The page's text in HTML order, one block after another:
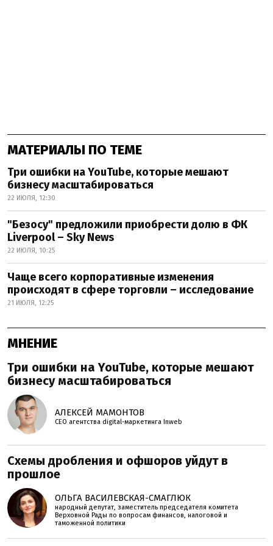
МАТЕРИАЛЫ ПО ТЕМЕ
Три ошибки на YouTube, которые мешают
бизнесу масштабироваться
22 ИЮЛЯ, 12:30
"Безосу" предложили приобрести долю в ФК
Liverpool – Sky News
22 ИЮЛЯ, 10:25
Чаще всего корпоративные изменения
происходят в сфере торговли – исследование
21 ИЮЛЯ, 12:25
МНЕНИЕ
Три ошибки на YouTube, которые мешают
бизнесу масштабироваться
АЛЕКСЕЙ МАМОНТОВ
CEO агентства digital-маркетинга Inweb
Схемы дробления и офшоров уйдут в
прошлое
ОЛЬГА ВАСИЛЕВСКАЯ-СМАГЛЮК
народный депутат, заместитель председателя комитета
Верховной Рады по вопросам финансов, налоговой и
таможенной политики